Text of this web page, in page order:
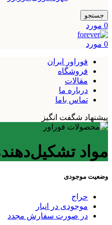
جستجو
0 مورد
0 مورد
فوراور ایران
فروشگاه
مقالات
درباره ما
تماس باما
پیشنهاد شگفت انگیز
مواد
وضعیت موجودی
حراج
موجودی در انبار
در صورت سفارش مجدد